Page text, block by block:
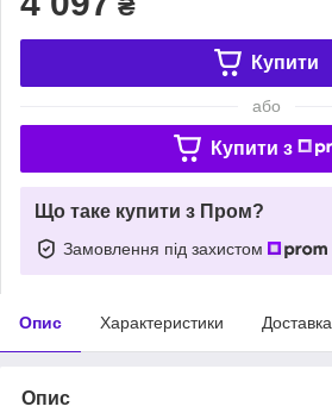
₴
Купити
або
Купити з
Що таке купити з Пром?
Замовлення під захистом
Опис Характеристики Доставка
Опис